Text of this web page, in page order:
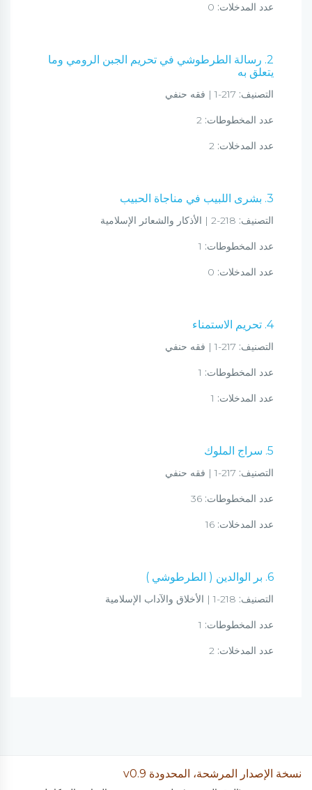
عدد المدخلات:
2. رسالة الطرطوشي في تحريم الجبن الرومي وما
يتعلق به
التصنيف:
عدد المخطوطات:
عدد المدخلات:
3. بشرى اللبيب في مناجاة الحبيب
التصنيف:
عدد المخطوطات:
عدد المدخلات:
4. تحريم الاستمناء
التصنيف:
عدد المخطوطات:
عدد المدخلات:
5. سراج الملوك
التصنيف:
عدد المخطوطات:
عدد المدخلات:
6. بر الوالدين ( الطرطوشي )
التصنيف:
عدد المخطوطات:
عدد المدخلات:
نسخة الإصدار المرشحة، المحدودة v0.9